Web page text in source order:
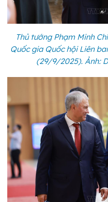
Thủ tướng Phạm Minh
Quốc gia Quốc hội Liên
(29/9/2025). Ảnh: